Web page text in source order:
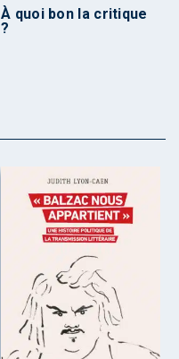
À quoi bon la critique
?